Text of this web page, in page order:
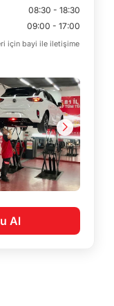
08:30 - 18:30
09:00 - 17:00
için bayi ile iletişime
Al